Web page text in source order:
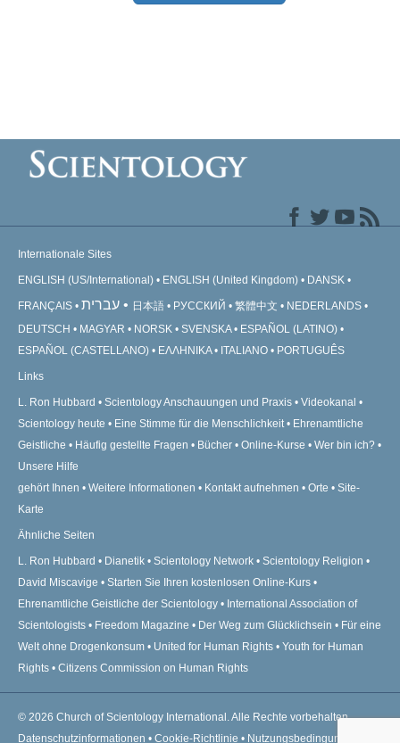
Internationale Sites
ENGLISH (US/International) ENGLISH (United Kingdom) DANSK
FRANÇAIS עברית 日本語 РУССКИЙ 繁體中文
NEDERLANDS
DEUTSCH
MAGYAR NORSK SVENSKA
ESPAÑOL (LATINO)
ESPAÑOL (CASTELLANO)
ΕΛΛΗΝΙΚA ITALIANO PORTUGUÊS
Links
L. Ron Hubbard Scientology Anschauungen und Praxis
Videokanal
Scientology heute
Eine Stimme für die Menschlichkeit
Ehrenamtliche
Geistliche
Häufig gestellte Fragen Bücher Online-Kurse
Wer bin ich?
Unsere Hilfe
gehört Ihnen
Weitere Informationen Kontakt aufnehmen Orte
Site-
Karte
Ähnliche Seiten
L. Ron Hubbard Dianetik Scientology Network
Scientology Religion
David Miscavige
Starten Sie Ihren kostenlosen Online-Kurs
Ehrenamtliche Geistliche der Scientology
International Association of
Scientologists
Freedom Magazine Der Weg zum Glücklichsein
Für eine
Welt ohne Drogenkonsum
United for Human Rights
Youth for Human
Rights
Citizens Commission on Human Rights
© 2026 Church of Scientology International.Alle Rechte vorbehalten.
Datenschutzinformationen • Cookie-Richtlinie • Nutzungsbedingungen